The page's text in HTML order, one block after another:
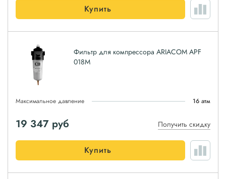
Купить
Фильтр для компрессора ARIACOM APF
018M
Максимальное давление 16 атм
19 347 руб Получить скидку
Купить